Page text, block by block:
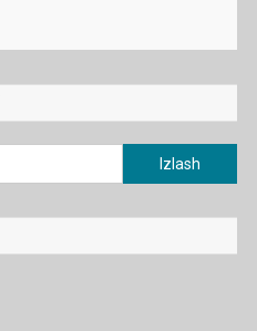
Qidirshish: